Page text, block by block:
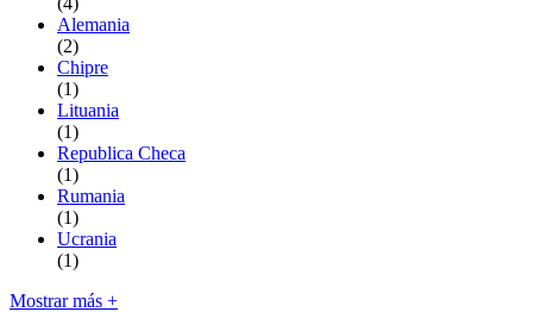
Alemania
(2)
Chipre
(1)
Lituania
(1)
Republica Checa
(1)
Rumania
(1)
Ucrania
(1)
Mostrar más +